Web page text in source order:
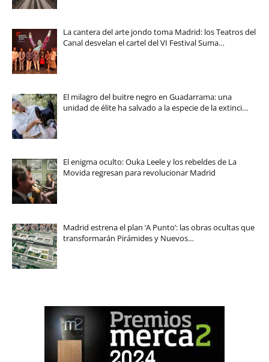
La cantera del arte jondo toma Madrid: los Teatros del
Canal desvelan el cartel del VI Festival Suma…
El milagro del buitre negro en Guadarrama: una
unidad de élite ha salvado a la especie de la extinci…
El enigma oculto: Ouka Leele y los rebeldes de La
Movida regresan para revolucionar Madrid
Madrid estrena el plan ‘A Punto’: las obras ocultas que
transformarán Pirámides y Nuevos…